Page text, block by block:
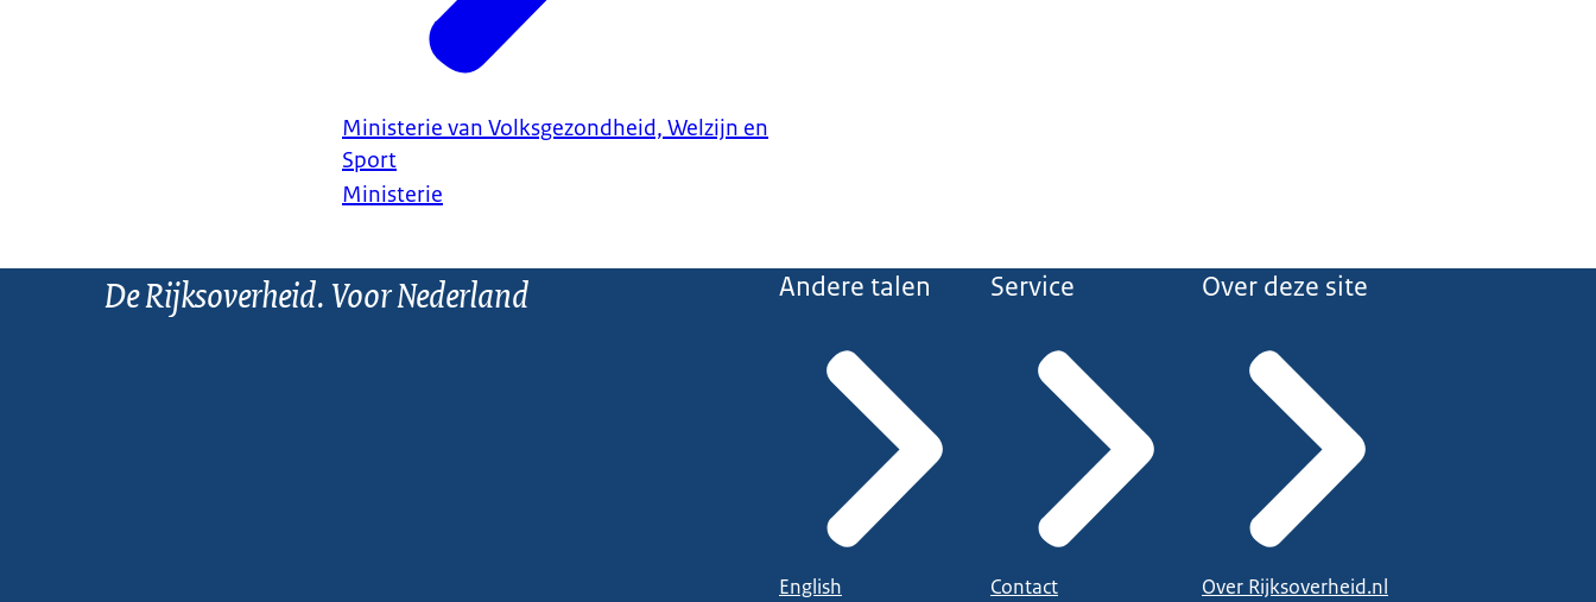
Ministerie van Volksgezondheid, Welzijn en
Sport
Ministerie
De Rijksoverheid. Voor Nederland Andere talen
English
Service
Contact
Over deze site
Over Rijksoverheid.nl